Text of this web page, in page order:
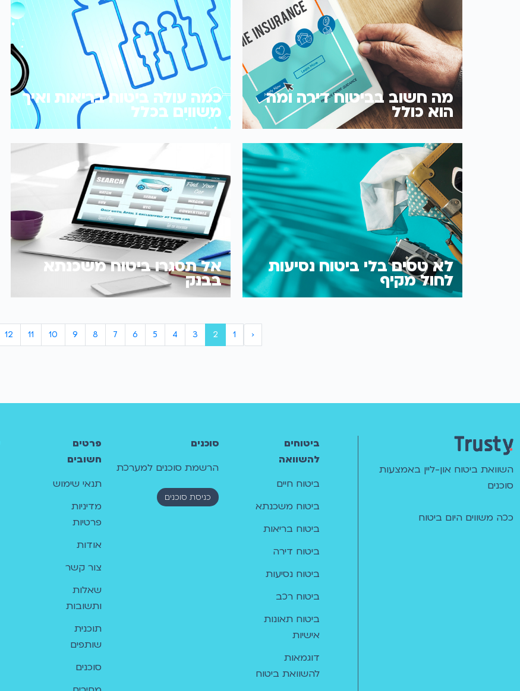
מה חשוב בביטוח דירה ומה
הוא כולל
כמה עולה ביטוח בריאות ואיך
משווים בכלל
לא טסים בלי ביטוח נסיעות
לחול מקיף
אל תסגרו ביטוח משכנתא
בבנק
‹
1
2
3
4
5
6
7
8
9
10
11
12
השוואת ביטוח און-ליין באמצעות
סוכנים
ככה משווים היום ביטוח
ביטוחים
להשוואה
ביטוח חיים
ביטוח משכנתא
ביטוח בריאות
ביטוח דירה
ביטוח נסיעות
ביטוח רכב
ביטוח תאונות
אישיות
דוגמאות
להשוואת ביטוח
סוכנים
הרשמת סוכנים למערכת
כניסת סוכנים
פרטים
חשובים
תנאי שימוש
מדיניות
פרטיות
אודות
צור קשר
שאלות
ותשובות
תוכנית
שותפים
סוכנים